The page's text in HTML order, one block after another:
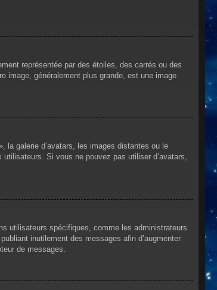
représentée par des étoiles, des carrés ou des
image, généralement plus grande, est une image
la galerie d’avatars, les images distantes ou le
Si vous ne pouvez pas utiliser d’avatars,
utilisateurs spécifiques, comme les administrateurs
inutilement des messages afin d’augmenter
de messages.